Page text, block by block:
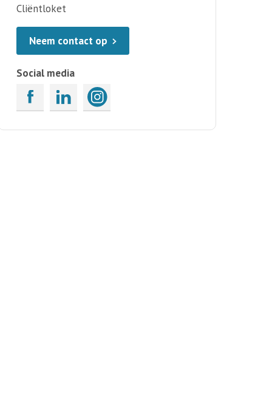
Cliëntloket
Neem contact op
Social media